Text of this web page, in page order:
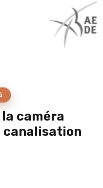
caméra
canalisation